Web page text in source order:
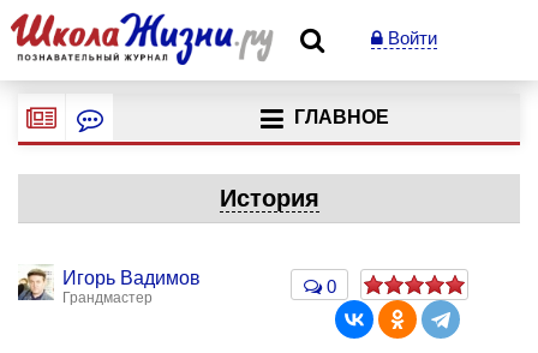
Войти
ГЛАВНОЕ
История
Игорь Вадимов
Грандмастер
0